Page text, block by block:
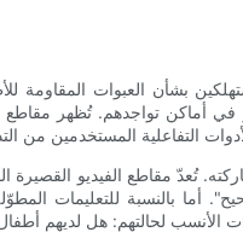
بشأن العبوات المقاومة
تواجدهم. تُظهر مقاطع
تُعدّ مقاطع الفيديو القصيرة
بالنسبة للتعليمات
الأنسب لحالتهم: هل لديهم